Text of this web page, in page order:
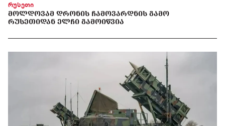
რუსეთი
ᲛᲝᲚᲓᲝᲕᲐᲛ ᲓᲠᲝᲜᲘᲡ ᲩᲐᲛᲝᲕᲐᲠᲓᲜᲘᲡ ᲒᲐᲛᲝ
ᲠᲣᲡᲔᲗᲘᲓᲐᲜ ᲔᲚᲩᲘ ᲒᲐᲛᲝᲘᲬᲕᲘᲐ